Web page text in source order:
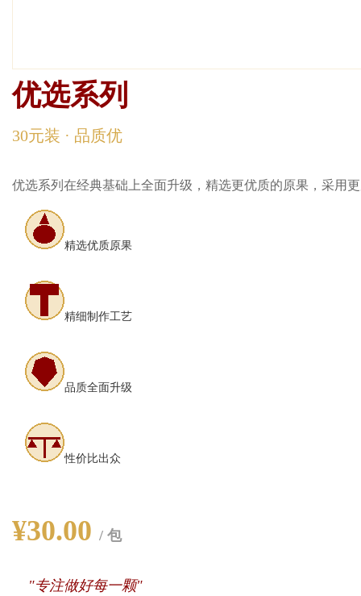
优选系列
30元装 · 品质优
优选系列在经典基础上全面升级，精选更优质的原果，采用
精选优质原果
精细制作工艺
品质全面升级
性价比出众
¥30.00 / 包
"专注做好每一颗"